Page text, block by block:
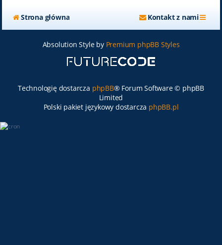
Strona główna Kontakt z nami
Absolution Style by Premium phpBB Styles
Technologię dostarcza phpBB® Forum Software © phpBB
Limited
Polski pakiet językowy dostarcza phpBB.pl